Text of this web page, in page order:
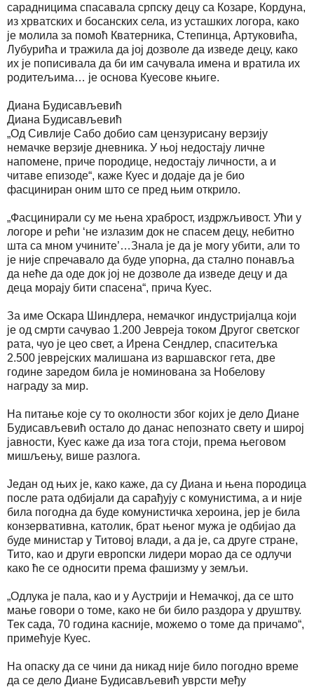
сарадницима спасавала српску децу са Козаре, Кордуна,
из хрватских и босанских села, из усташких логора, како
је молила за помоћ Кватерника, Степинца, Артуковића,
Лубурића и тражила да јој дозволе да изведе децу, како
их је пописивала да би им сачувала имена и вратила их
родитељима… је основа Куесове књиге.
Диана Будисављевић
Диана Будисављевић
„Од Сивлије Сабо добио сам цензурисану верзију
немачке верзије дневника. У њој недостају личне
напомене, приче породице, недостају личности, а и
читаве епизоде“, каже Куес и додаје да је био
фасциниран оним што се пред њим открило.
„Фасцинирали су ме њена храброст, издржљивост. Ући у
логоре и рећи ‘не излазим док не спасем децу, небитно
шта са мном учините’…Знала је да је могу убити, али то
је није спречавало да буде упорна, да стално понавља
да неће да оде док јој не дозволе да изведе децу и да
деца морају бити спасена“, прича Куес.
За име Оскара Шиндлера, немачког индустријалца који
је од смрти сачувао 1.200 Јевреја током Другог светског
рата, чуо је цео свет, а Ирена Сендлер, спаситељка
2.500 јеврејских малишана из варшавског гета, две
године заредом била је номинована за Нобелову
награду за мир.
На питање које су то околности због којих је дело Диане
Будисављевић остало до данас непознато свету и широј
јавности, Куес каже да иза тога стоји, према његовом
мишљењу, више разлога.
Један од њих је, како каже, да су Диана и њена породица
после рата одбијали да сарађују с комунистима, а и није
била погодна да буде комунистичка хероина, јер је била
конзервативна, католик, брат њеног мужа је одбијао да
буде министар у Титовој влади, а да је, са друге стране,
Тито, као и други европски лидери морао да се одлучи
како ће се односити према фашизму у земљи.
„Одлука је пала, као и у Аустрији и Немачкој, да се што
мање говори о томе, како не би било раздора у друштву.
Тек сада, 70 година касније, можемо о томе да причамо“,
примећује Куес.
На опаску да се чини да никад није било погодно време
да се дело Диане Будисављевић уврсти међу